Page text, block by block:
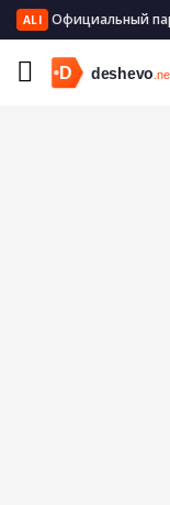
ALI Официальный
Главная Мать и
Одноразовые